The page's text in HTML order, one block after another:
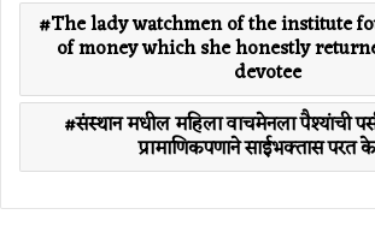
The lady watchmen of the institute
of money which she honestly
devotee
संस्थान मधील महिला वाचमेनला पैश्यांची
प्रामाणिकपणाने साईभक्तास परत